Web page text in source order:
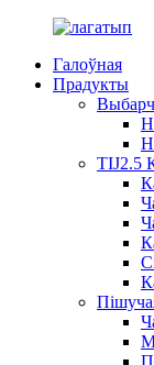
Галоўная
Прадукты
TIJ2.5